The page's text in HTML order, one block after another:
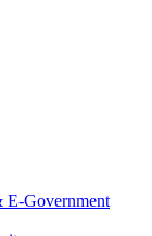
E-Government